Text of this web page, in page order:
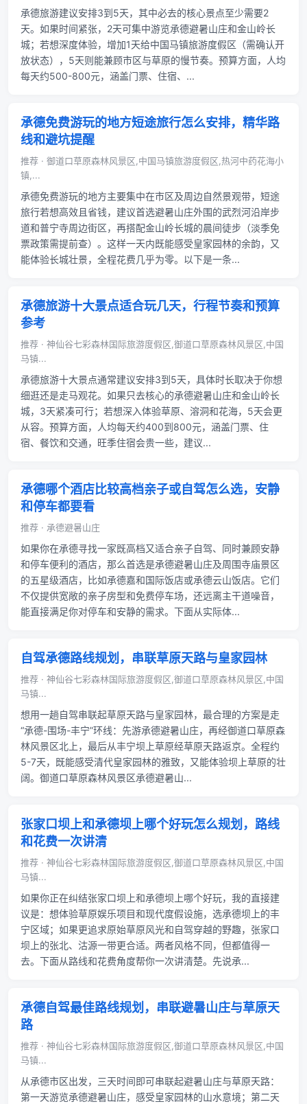
承德旅游建议安排3到5天，其中必去的核心景点至少需要2
天。如果时间紧张，2天可集中游览承德避暑山庄和金山岭长
城；若想深度体验，增加1天给中国马镇旅游度假区（需确认开
放状态），5天则能兼顾市区与草原的慢节奏。预算方面，人均
每天约500-800元，涵盖门票、住宿、...
承德免费游玩的地方短途旅行怎么安排，精华路
线和避坑提醒
推荐 · 御道口草原森林风景区,中国马镇旅游度假区,热河中药花海小
镇,...
承德免费游玩的地方主要集中在市区及周边自然景观带，短途
旅行若想高效且省钱，建议首选避暑山庄外围的武烈河沿岸步
道和普宁寺周边街区，再搭配金山岭长城的晨间徒步（淡季免
票政策需提前查）。这样一天内既能感受皇家园林的余韵，又
能体验长城壮景，全程花费几乎为零。以下是一条...
承德旅游十大景点适合玩几天，行程节奏和预算
参考
推荐 · 神仙谷七彩森林国际旅游度假区,御道口草原森林风景区,中国
马镇...
承德旅游十大景点通常建议安排3到5天，具体时长取决于你想
细逛还是走马观花。如果只去核心的承德避暑山庄和金山岭长
城，3天紧凑可行；若想深入体验草原、溶洞和花海，5天会更
从容。预算方面，人均每天约400到800元，涵盖门票、住
宿、餐饮和交通，旺季住宿会贵一些，建议...
承德哪个酒店比较高档亲子或自驾怎么选，安静
和停车都要看
推荐 · 承德避暑山庄
如果你在承德寻找一家既高档又适合亲子自驾、同时兼顾安静
和停车便利的酒店，那么首选是承德避暑山庄及周围寺庙景区
的五星级酒店，比如承德嘉和国际饭店或承德云山饭店。它们
不仅提供宽敞的亲子房型和免费停车场，还远离主干道噪音，
能直接满足你对停车和安静的需求。下面从实际体...
自驾承德路线规划，串联草原天路与皇家园林
推荐 · 神仙谷七彩森林国际旅游度假区,御道口草原森林风景区,中国
马镇...
想用一趟自驾串联起草原天路与皇家园林，最合理的方案是走
“承德-围场-丰宁”环线：先游承德避暑山庄，再经御道口草原森
林风景区北上，最后从丰宁坝上草原经草原天路返京。全程约
5-7天，既能感受清代皇家园林的雅致，又能体验坝上草原的壮
阔。御道口草原森林风景区承德避暑山...
张家口坝上和承德坝上哪个好玩怎么规划，路线
和花费一次讲清
推荐 · 神仙谷七彩森林国际旅游度假区,御道口草原森林风景区,中国
马镇...
如果你正在纠结张家口坝上和承德坝上哪个好玩，我的直接建
议是：想体验草原娱乐项目和现代度假设施，选承德坝上的丰
宁区域；如果更追求原始草原风光和自驾穿越的野趣，张家口
坝上的张北、沽源一带更合适。两者风格不同，但都值得一
去。下面从路线和花费角度帮你一次讲清楚。先说承...
承德自驾最佳路线规划，串联避暑山庄与草原天
路
推荐 · 神仙谷七彩森林国际旅游度假区,御道口草原森林风景区,中国
马镇...
从承德市区出发，三天时间即可串联起避暑山庄与草原天路：
第一天游览承德避暑山庄，感受皇家园林的山水意境；第二天